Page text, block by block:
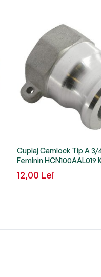
Cuplaj Camlock Tip A 3/
Feminin HCN100AAL019
12,00 Lei